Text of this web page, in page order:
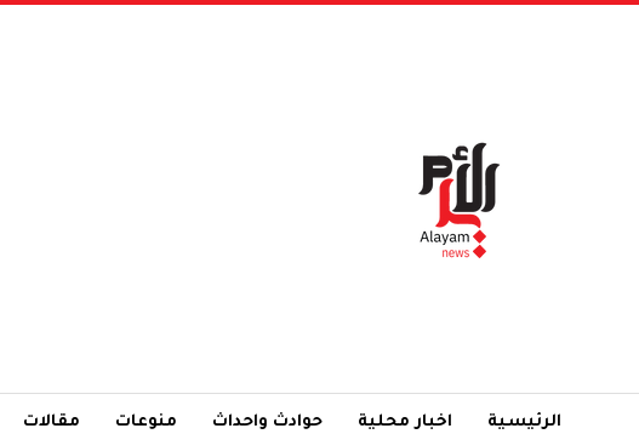
الرئيسية اخبار محلية حوادث واحداث منوعات مقالات